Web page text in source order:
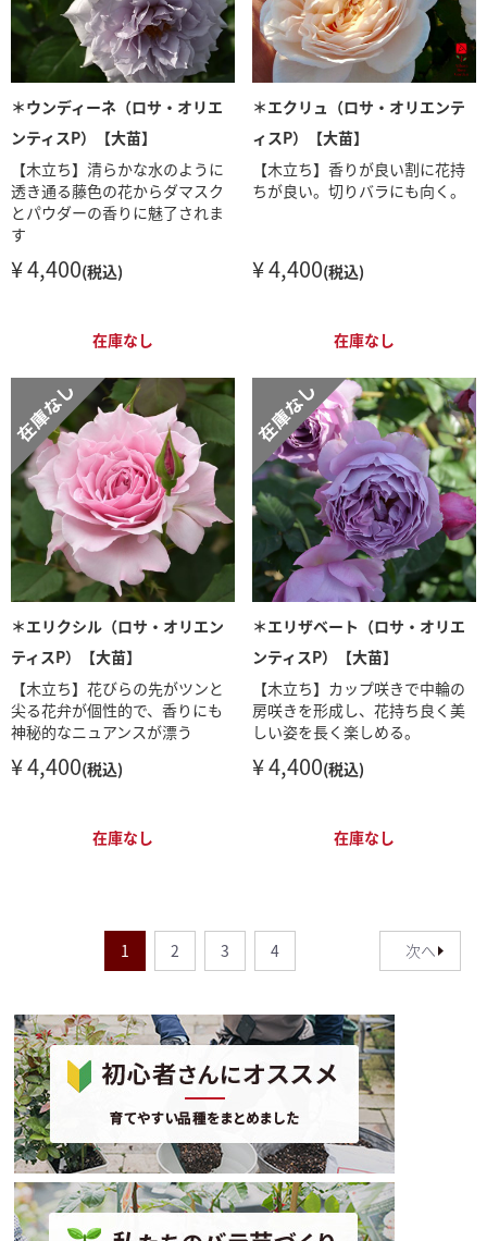
＊ウンディーネ（ロサ・オリエ
ンティスP）【大苗】
【木立ち】清らかな水のように
透き通る藤色の花からダマスク
とパウダーの香りに魅了されま
す
¥ 4,400(税込)
在庫なし
＊エクリュ（ロサ・オリエンテ
ィスP）【大苗】
【木立ち】香りが良い割に花持
ちが良い。切りバラにも向く。
¥ 4,400(税込)
在庫なし
＊エリクシル（ロサ・オリエン
ティスP）【大苗】
【木立ち】花びらの先がツンと
尖る花弁が個性的で、香りにも
神秘的なニュアンスが漂う
¥ 4,400(税込)
在庫なし
＊エリザベート（ロサ・オリエ
ンティスP）【大苗】
【木立ち】カップ咲きで中輪の
房咲きを形成し、花持ち良く美
しい姿を長く楽しめる。
¥ 4,400(税込)
在庫なし
1 2 3 4 次へ